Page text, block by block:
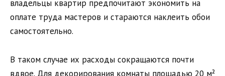
владельцы квартир предпочитают экономить на
оплате труда мастеров и стараются наклеить обои
самостоятельно.
В таком случае их расходы сокращаются почти
вдвое. Для декорирования комнаты площадью 20 м²